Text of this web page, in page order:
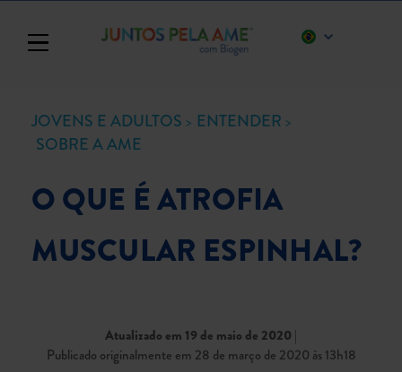
Toggle navigation
JOVENS E ADULTOS
ENTENDER
SOBRE A AME
O QUE É ATROFIA
MUSCULAR ESPINHAL?
Atualizado em 19 de maio de 2020 |
Publicado originalmente em 28 de março de 2020 às 13h18